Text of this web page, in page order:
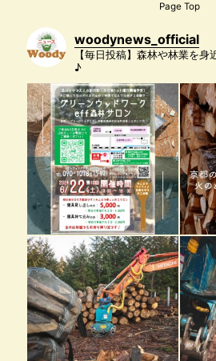
Page Top
woodynews_official
【毎日投稿】森林や林業を
♪